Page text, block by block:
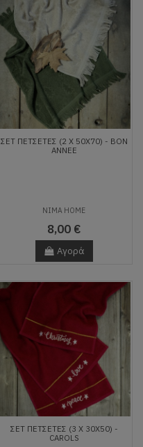
ΣΕΤ ΠΕΤΣΈΤΕΣ (2 X 50X70) - BON
ANNEE
NIMA HOME
8,00 €
Αγορά
ΣΕΤ ΠΕΤΣΈΤΕΣ (3 X 30X50) -
CAROLS